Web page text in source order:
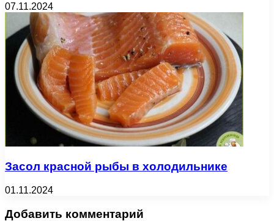
07.11.2024
Засол красной рыбы в холодильнике
01.11.2024
Добавить комментарий